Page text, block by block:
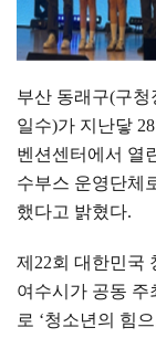
부산 동래구(구청
일수)가 지난닿 28
벤션센터에서 열
수부스 운영단체
했다고 밝혔다.
제 22회 대한민국
여수시가 공동 주
로 ‘청소년의 힘